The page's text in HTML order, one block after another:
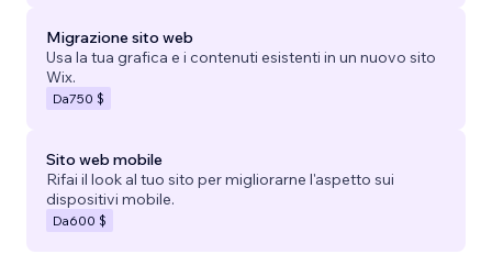
Migrazione sito web
Usa la tua grafica e i contenuti esistenti in un nuovo sito
Wix.
Da750 $
Sito web mobile
Rifai il look al tuo sito per migliorarne l'aspetto sui
dispositivi mobile.
Da600 $